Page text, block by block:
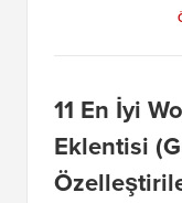
11 En İyi
Eklentisi